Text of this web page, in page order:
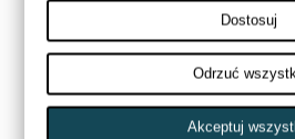
HONDA 350cc TRX 350 4x4 2000
HONDA 350cc TRX 350 4x4 2001
HONDA 350cc TRX 350 4x4 2002
HONDA 350cc TRX 350 4x4 2003
Dostosuj
Odrzuć
Akceptuj